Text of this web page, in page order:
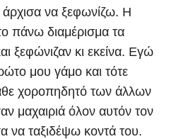
να ξεφωνίζω. Η
πάνω διαμέρισμα τα
ξεφώνιζαν κι εκείνα. Εγώ
μου γάμο και τότε
χοροπηδητό των άλλων
μαχαιριά όλον αυτόν τον
να ταξιδέψω κοντά του.